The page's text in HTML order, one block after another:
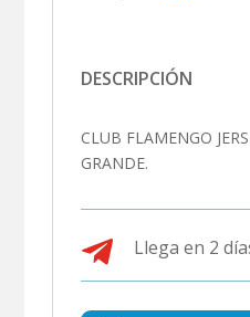
DESCRIPCIÓN
CLUB FLAMENGO
GRANDE.
 Llega en 2